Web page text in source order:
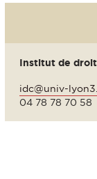
Institut de
idc@univ-
04 78 78 70 58